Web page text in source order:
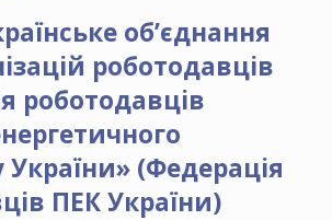
об’єднання
роботодавців
роботодавців
(Федерація
ПЕК України)